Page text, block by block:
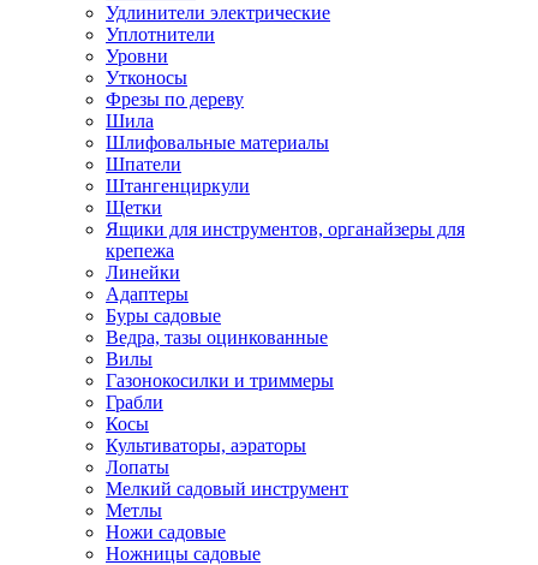
Удлинители электрические
Уплотнители
Уровни
Утконосы
Фрезы по дереву
Шила
Шлифовальные материалы
Шпатели
Штангенциркули
Щетки
Ящики для инструментов, органайзеры для
крепежа
Линейки
Адаптеры
Буры садовые
Ведра, тазы оцинкованные
Вилы
Газонокосилки и триммеры
Грабли
Косы
Культиваторы, аэраторы
Лопаты
Мелкий садовый инструмент
Метлы
Ножи садовые
Ножницы садовые